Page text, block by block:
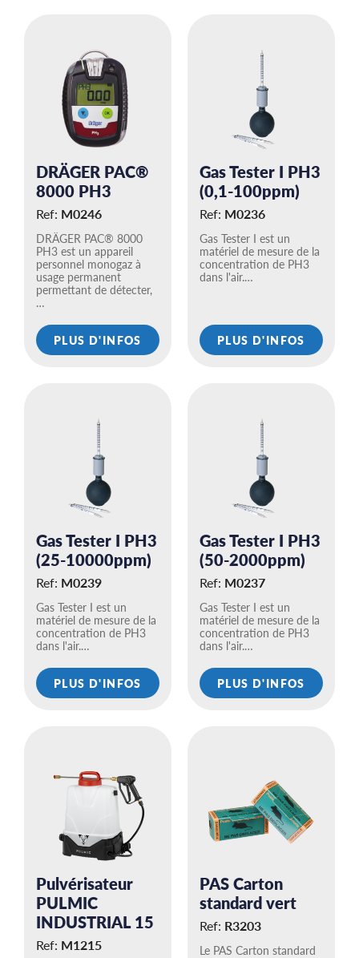
DRÄGER PAC®
8000 PH3
Ref: M0246
DRÄGER PAC® 8000
PH3 est un appareil
personnel monogaz à
usage permanent
permettant de détecter,
…
PLUS D'INFOS
Gas Tester I PH3
(0,1-100ppm)
Ref: M0236
Gas Tester I est un
matériel de mesure de la
concentration de PH3
dans l'air.…
PLUS D'INFOS
Gas Tester I PH3
(25-10000ppm)
Ref: M0239
Gas Tester I est un
matériel de mesure de la
concentration de PH3
dans l'air.…
PLUS D'INFOS
Gas Tester I PH3
(50-2000ppm)
Ref: M0237
Gas Tester I est un
matériel de mesure de la
concentration de PH3
dans l'air.…
PLUS D'INFOS
Pulvérisateur
PULMIC
INDUSTRIAL 15
Ref: M1215
PAS Carton
standard vert
Ref: R3203
Le PAS Carton standard